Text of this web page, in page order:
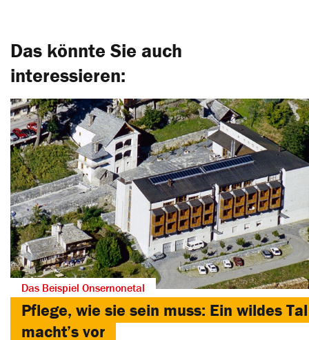
Das könnte Sie auch
interessieren:
Das Beispiel Onsernonetal
Pflege, wie sie sein muss: Ein wildes Tal
macht’s vor